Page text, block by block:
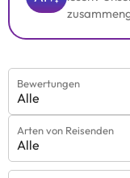
Bewertungen
Alle
Arten von Reisenden
Alle